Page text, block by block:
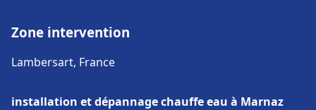
Zone intervention
Lambersart, France
installation et dépannage chauffe eau à Marnaz